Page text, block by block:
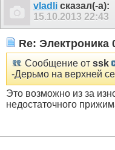
vladli сказал(-а):
15.10.2013 22:43
Re: Электроника
Сообщение от ssk
-Дерьмо на верхней
Это возможно из за
недостаточного